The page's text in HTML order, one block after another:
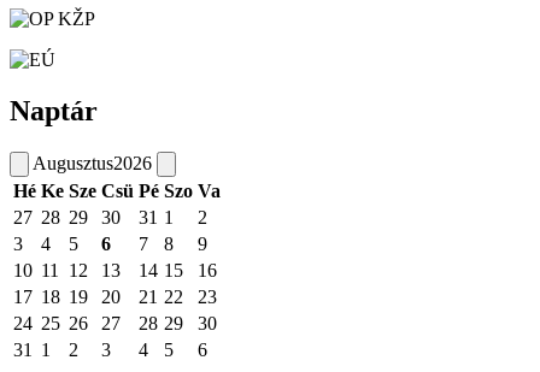
Naptár
Augusztus2026
Hé Ke Sze Csü Pé Szo Va
27 28 29 30 31 1
2
3
4 5 6 7 8
9
10 11 12 13 14 15
16
17 18 19 20 21 22
23
24 25 26 27 28 29
30
31
1 2 3 4 5 6